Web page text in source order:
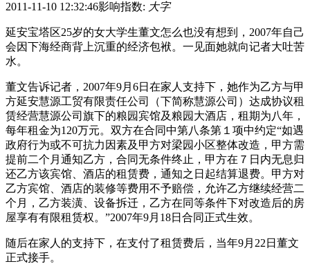
2011-11-10 12:32:46影响指数: 大字
延安宝塔区25岁的女大学生董文怎么也没有想到，2007年自己
会因下海经商背上沉重的经济包袱。一见面她就向记者大吐苦
水。
董文告诉记者，2007年9月6日在家人支持下，她作为乙方与甲
方延安慧源工贸有限责任公司（下简称慧源公司）达成协议租
赁经营慧源公司旗下的粮园宾馆及粮园大酒店，租期为八年，
每年租金为120万元。双方在合同中第八条第１项中约定“如遇
政府行为或不可抗力因素及甲方对梁园小区整体改造，甲方需
提前二个月通知乙方，合同无条件终止，甲方在７日内无息归
还乙方该宾馆、酒店的租赁费，通知之日起结算退费。甲方对
乙方宾馆、酒店的装修等费用不予赔偿，允许乙方继续经营二
个月，乙方装潢、设备拆迁，乙方在同等条件下对改造后的房
屋享有有限租赁权。”2007年9月18日合同正式生效。
随后在家人的支持下，在支付了租赁费后，当年9月22日董文
正式接手。